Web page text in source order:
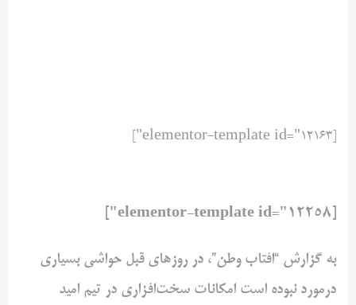
به گزارش “افتاب وطن”، در روزهای قبل حواشی بسیاری
درمورد نبوده است امکانات سخت‌افزاری در تیم امید